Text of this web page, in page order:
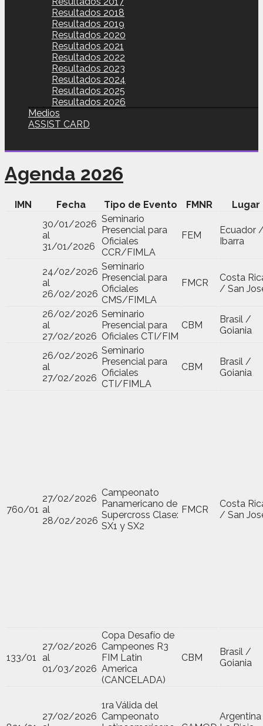
Resultados 2018
Resultados 2019
Resultados 2020
Resultados 2021
Resultados 2022
Resultados 2023
Resultados 2024
Resultados 2025
Resultados 2026
Medios
ASSIST CARD
Agenda 2026
IMN Fecha Tipo de Evento FMNR
Lugar
30/01/2026
al
31/01/2026
Seminario
Presencial para
Oficiales
CCR/FIMLA
FEM
Ecuador
Ibarra
24/02/2026
al
26/02/2026
Seminario
Presencial para
Oficiales
CMS/FIMLA
FMCR
Costa
/ San
26/02/2026
al
27/02/2026
Seminario
Presencial para
Oficiales CTI/FIM
CBM
Brasil /
Goiania
26/02/2026
al
27/02/2026
Seminario
Presencial para
Oficiales
CTI/FIMLA
CBM
Brasil /
Goiania
760/01
27/02/2026
al
28/02/2026
Campeonato
Panamericano de
Supercross Clase:
SX1 y SX2
FMCR
Costa
/ San
133/01
27/02/2026
al
01/03/2026
Copa Desafío de
Campeones R3
FIM Latin
America
(CANCELADA)
CBM
Brasil /
Goiania
27/02/2026
1ra Válida del
Campeonato